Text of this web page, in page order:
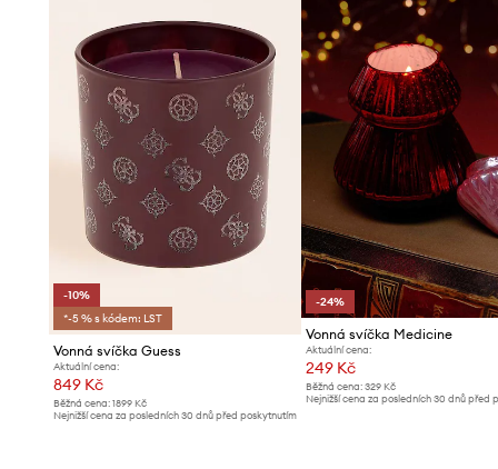
- Nepokládejte svíčku na místa vystavená průvanu nebo
- Udržujte svíčku vždy v dostatečné vzdálenosti od
otvorů.
- Pokud používáte více svíček najednou, nechte mezi nimi
- Svíčka by měla být umístěna svisle, aby vosk hořel
- Před dalším zapálením počkejte, až vosk vychladne.
- Uhaste svíčku dříve, než úplně dohoří.
- Nezapomeňte vždy nechat alespoň 1 cm vosku.
-10%
*-5 % s kódem: LST
Vonná svíčka Guess
Aktuální cena:
849 Kč
Běžná cena: 1899 Kč
Nejnižší cena za posledních 30 dnů před poskytnutím
-24%
Vonná svíčka Medicine
Aktuální cena:
249 Kč
Běžná cena:329 Kč
Nejnižší cena za posledních 30 dnů před